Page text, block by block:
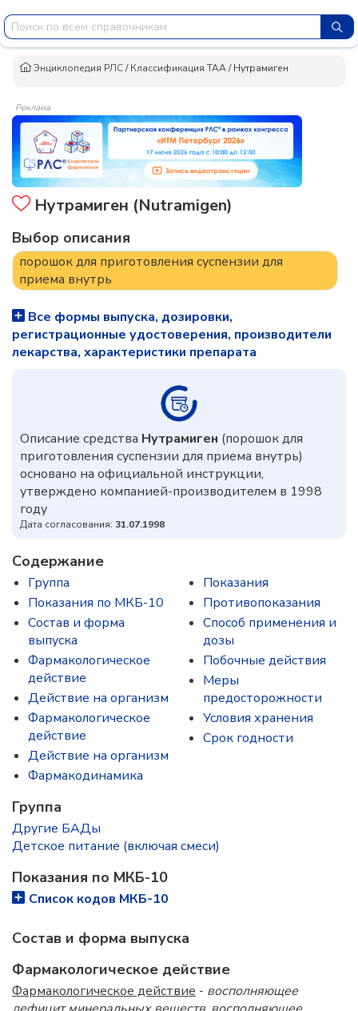
Энциклопедия РЛС/Классификация ТАА/Нутрамиген
Реклама
Нутрамиген (Nutramigen)
Выбор описания
порошок для приготовления суспензии для
приема внутрь
Все формы выпуска, дозировки,
регистрационные удостоверения, производители
лекарства, характеристики препарата
Описание средства Нутрамиген (порошок для
приготовления суспензии для приема внутрь)
основано на официальной инструкции,
утверждено компанией-производителем в 1998
году
Дата согласования: 31.07.1998
Содержание
Группа
Показания по МКБ-10
Состав и форма
выпускa
Фармакологическое
действие
Действие на организм
Фармакологическое
действие
Действие на организм
Фармакодинамика
Показания
Противопоказания
Способ применения и
дозы
Побочные действия
Меры
предосторожности
Условия хранения
Срок годности
Группа
Другие БАДы
Детское питание (включая смеси)
Показания по МКБ-10
Список кодов МКБ-10
Состав и форма выпускa
Фармакологическое действие
Фармакологическое действие - восполняющее